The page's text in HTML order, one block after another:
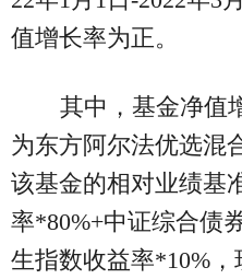
值增长率为正。
其中，基金净值
为东方阿尔法优选混
该基金的相对业绩基
率*80%+中证综合债
生指数收益率*10%，